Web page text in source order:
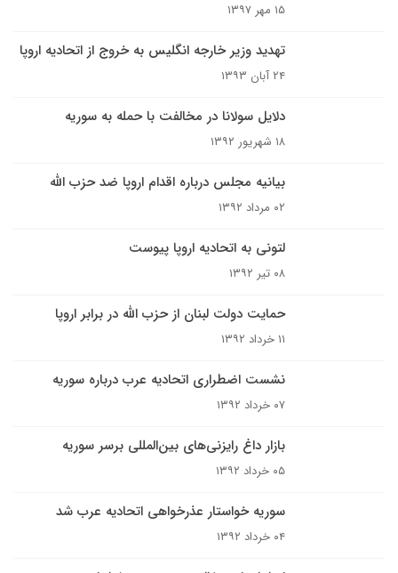
۱۵ مهر ۱۳۹۷
تهدید وزیر خارجه انگلیس به خروج از اتحادیه اروپا
۲۴ آبان ۱۳۹۳
دلایل سولانا در مخالفت با حمله به سوریه
۱۸ شهریور ۱۳۹۲
بیانیه مجلس درباره اقدام اروپا ضد حزب الله
۰۲ مرداد ۱۳۹۲
لتونی به اتحادیه اروپا پیوست
۰۸ تیر ۱۳۹۲
حمایت دولت لبنان از حزب الله در برابر اروپا
۱۱ خرداد ۱۳۹۲
نشست اضطراری اتحادیه عرب درباره سوریه
۰۷ خرداد ۱۳۹۲
بازار داغ رایزنی‌های بین‌المللی برسر سوریه
۰۵ خرداد ۱۳۹۲
سوریه خواستار عذرخواهی اتحادیه عرب شد
۰۴ خرداد ۱۳۹۲